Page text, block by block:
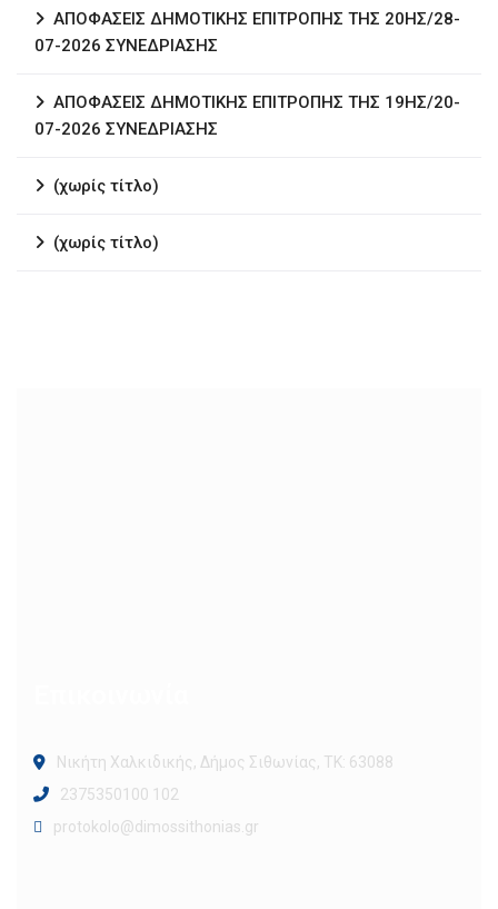
ΑΠΟΦΑΣΕΙΣ ΔΗΜΟΤΙΚΗΣ ΕΠΙΤΡΟΠΗΣ ΤΗΣ 20ΗΣ/28-
07-2026 ΣΥΝΕΔΡΙΑΣΗΣ
ΑΠΟΦΑΣΕΙΣ ΔΗΜΟΤΙΚΗΣ ΕΠΙΤΡΟΠΗΣ ΤΗΣ 19ΗΣ/20-
07-2026 ΣΥΝΕΔΡΙΑΣΗΣ
(χωρίς τίτλο)
(χωρίς τίτλο)
Νικήτη Χαλκιδικής, Δήμος Σιθωνίας, ΤΚ: 63088
2375350100 102
protokolo@dimossithonias.gr